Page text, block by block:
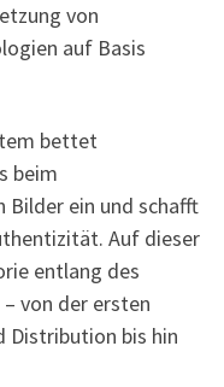
von
auf Basis
bettet
beim
Bilder ein und schafft
Auf dieser
entlang des
von der ersten
Distribution bis hin